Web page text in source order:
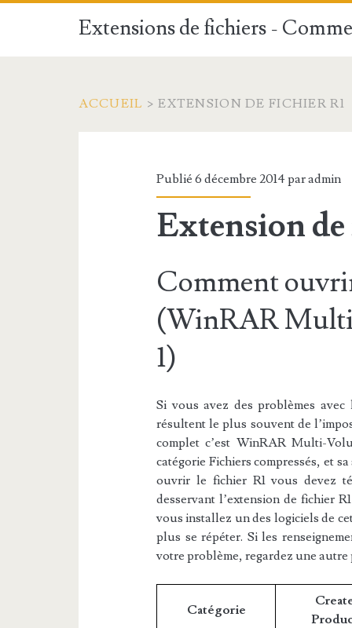
Extensions de fichiers -
ACCUEIL > EXTENSION DE FICHIER R1
Publié 6 décembre 2014 paradmin
Extension
Comment
(WinRAR
1)
Si vous avez des problèmes
résultent le plus souvent de
complet c’est WinRAR Multi-
catégorie Fichiers compressés, et
ouvrir le fichier R1 vous devez
desservant l’extension de fichier
vous installez un des logiciels de
plus se répéter. Si les
votre problème, regardez une autre
Catégorie